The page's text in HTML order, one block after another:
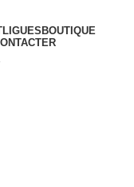
LIGUES BOUTIQUE